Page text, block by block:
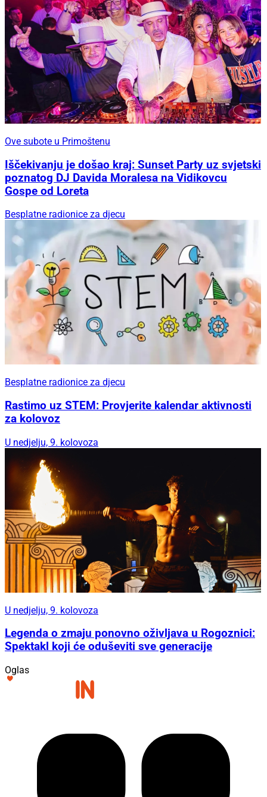
Ove subote u Primoštenu
Iščekivanju je došao kraj: Sunset Party uz svjetski
poznatog DJ Davida Moralesa na Vidikovcu
Gospe od Loreta
Besplatne radionice za djecu
Besplatne radionice za djecu
Rastimo uz STEM: Provjerite kalendar aktivnosti
za kolovoz
U nedjelju, 9. kolovoza
U nedjelju, 9. kolovoza
Legenda o zmaju ponovno oživljava u Rogoznici:
Spektakl koji će oduševiti sve generacije
Oglas